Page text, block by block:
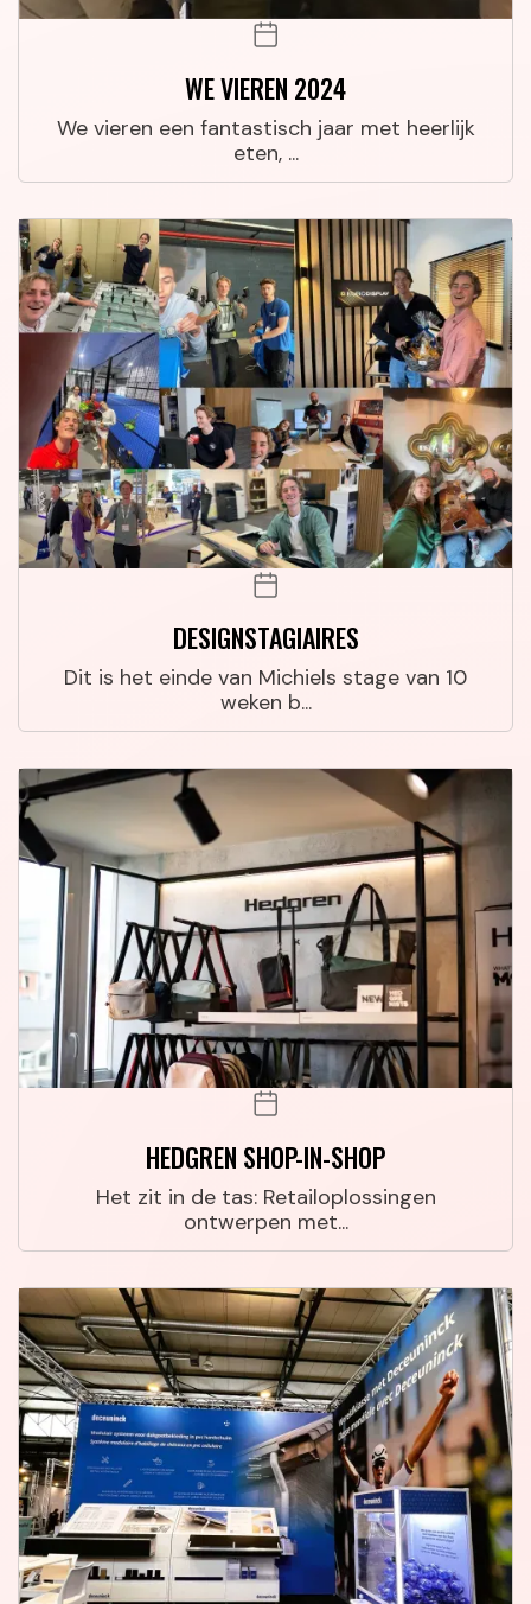
WE VIEREN 2024
We vieren een fantastisch jaar met heerlijk
eten, ...
DESIGNSTAGIAIRES
Dit is het einde van Michiels stage van 10
weken b...
HEDGREN SHOP-IN-SHOP
Het zit in de tas: Retailoplossingen
ontwerpen met...